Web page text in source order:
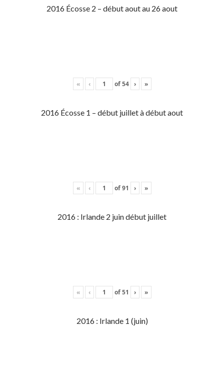
2016 Écosse 2 – début aout au 26 aout
« ‹ of54 › »
2016 Écosse 1 – début juillet à début aout
« ‹ of91 › »
2016 : Irlande 2 juin début juillet
« ‹ of51 › »
2016 : Irlande 1 (juin)